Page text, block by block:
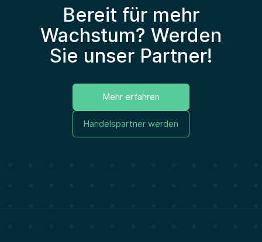
Bereit für mehr
Wachstum? Werden
Sie unser Partner!
Mehr erfahren
Handelspartner werden